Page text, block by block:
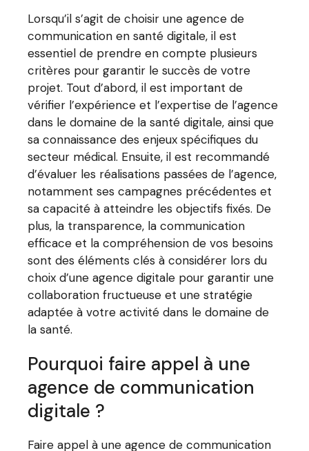
Lorsqu’il s’agit de choisir une agence de
communication en santé digitale, il est
essentiel de prendre en compte plusieurs
critères pour garantir le succès de votre
projet. Tout d’abord, il est important de
vérifier l’expérience et l’expertise de l’agence
dans le domaine de la santé digitale, ainsi que
sa connaissance des enjeux spécifiques du
secteur médical. Ensuite, il est recommandé
d’évaluer les réalisations passées de l’agence,
notamment ses campagnes précédentes et
sa capacité à atteindre les objectifs fixés. De
plus, la transparence, la communication
efficace et la compréhension de vos besoins
sont des éléments clés à considérer lors du
choix d’une agence digitale pour garantir une
collaboration fructueuse et une stratégie
adaptée à votre activité dans le domaine de
la santé.
Pourquoi faire appel à une
agence de communication
digitale ?
Faire appel à une agence de communication